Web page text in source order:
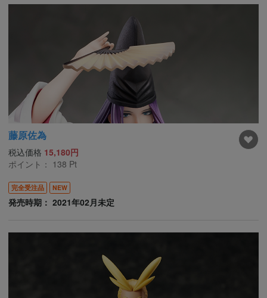
藤原佐為
税込価格 15,180円
ポイント： 138 Pt
完全受注品 NEW
発売時期： 2021年02月未定